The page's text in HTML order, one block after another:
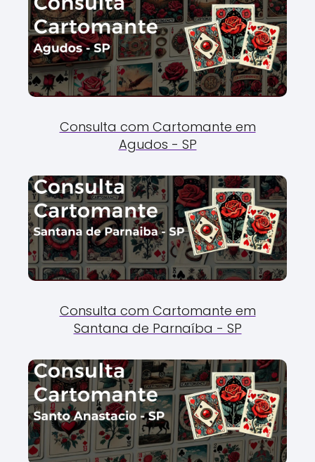
Consulta com Cartomante em
Agudos - SP
Consulta com Cartomante em
Santana de Parnaíba - SP